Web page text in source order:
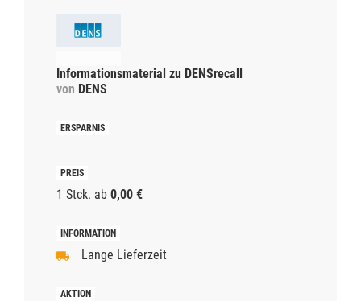
Informationsmaterial zu DENSrecall
von DENS
1 Stck. ab 0,00 €
Lange Lieferzeit